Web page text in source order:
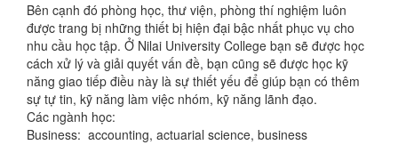
Bên cạnh đó phòng học, thư viện, phòng thí nghiệm luôn
được trang bị những thiết bị hiện đại bậc nhất phục vụ cho
nhu cầu học tập. Ở Nilai University College bạn sẽ được học
cách xử lý và giải quyết vấn đề, bạn cũng sẽ được học kỹ
năng giao tiếp điều này là sự thiết yếu để giúp bạn có thêm
sự tự tin, kỹ năng làm việc nhóm, kỹ năng lãnh đạo.
Các ngành học:
Business: accounting, actuarial science, business